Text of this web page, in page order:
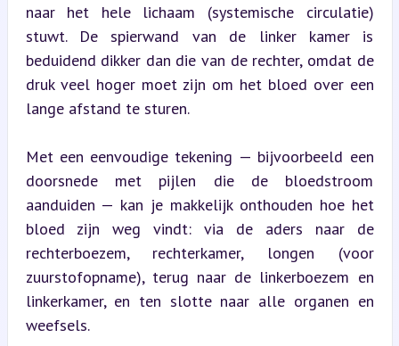
naar het hele lichaam (systemische circulatie)
stuwt. De spierwand van de linker kamer is
beduidend dikker dan die van de rechter, omdat de
druk veel hoger moet zijn om het bloed over een
lange afstand te sturen.
Met een eenvoudige tekening — bijvoorbeeld een
doorsnede met pijlen die de bloedstroom
aanduiden — kan je makkelijk onthouden hoe het
bloed zijn weg vindt: via de aders naar de
rechterboezem, rechterkamer, longen (voor
zuurstofopname), terug naar de linkerboezem en
linkerkamer, en ten slotte naar alle organen en
weefsels.